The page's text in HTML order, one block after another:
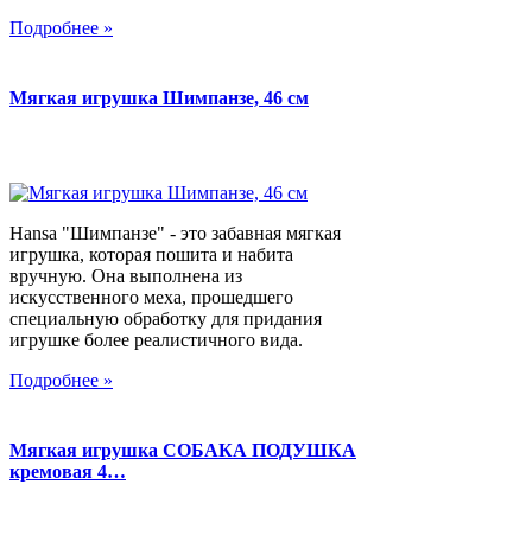
Подробнее »
Мягкая игрушка Шимпанзе, 46 см
Hansa "Шимпанзе" - это забавная мягкая
игрушка, которая пошита и набита
вручную. Она выполнена из
искусственного меха, прошедшего
специальную обработку для придания
игрушке более реалистичного вида.
Подробнее »
Мягкая игрушка СОБАКА ПОДУШКА
кремовая 4…